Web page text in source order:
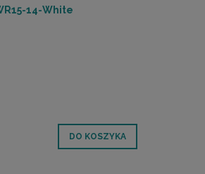
14-White
DO KOSZYKA